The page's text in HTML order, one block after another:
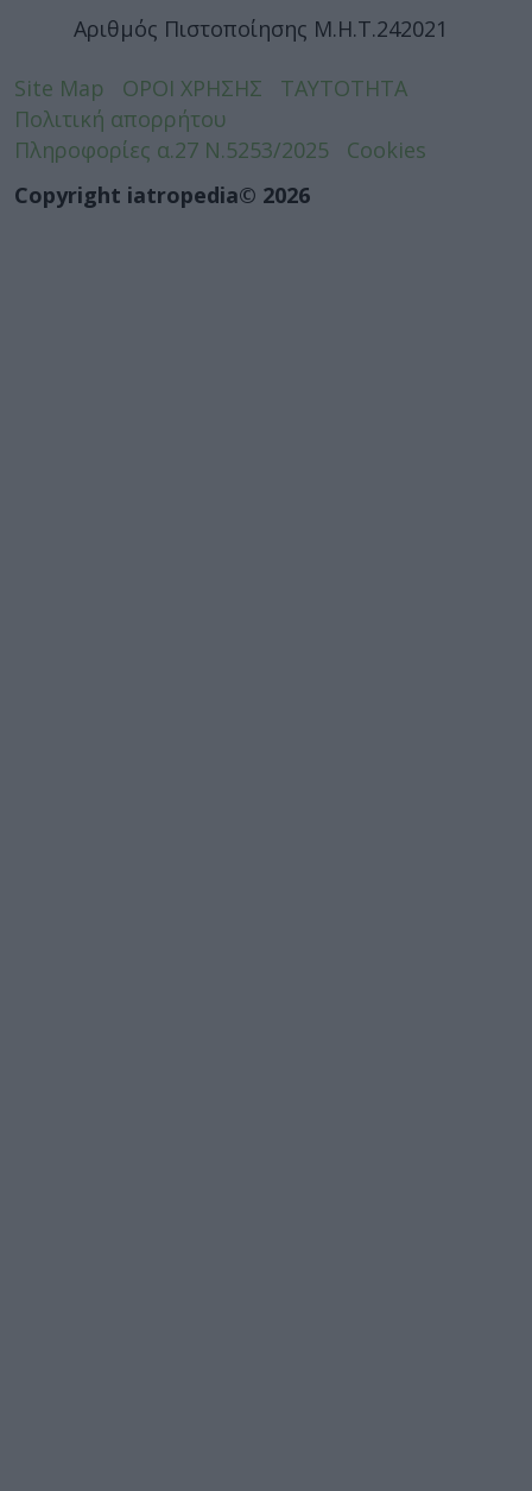
Αριθμός Πιστοποίησης Μ.Η.Τ.242021
Site Map ΟΡΟΙ ΧΡΗΣΗΣ
ΤΑΥΤΟΤΗΤΑ
Πολιτική απορρήτου
Πληροφορίες α.27 Ν.5253/2025
Cookies
Copyright iatropedia© 2026